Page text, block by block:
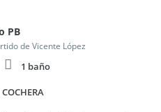
PB
de Vicente López
1 baño